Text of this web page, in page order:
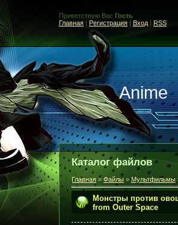
Приветствую Вас Гость
Главная | Регистрация | Вход | RSS
Anime
Каталог файлов
Главная » Файлы »Мультфильмы
Монстры против
from Outer Space